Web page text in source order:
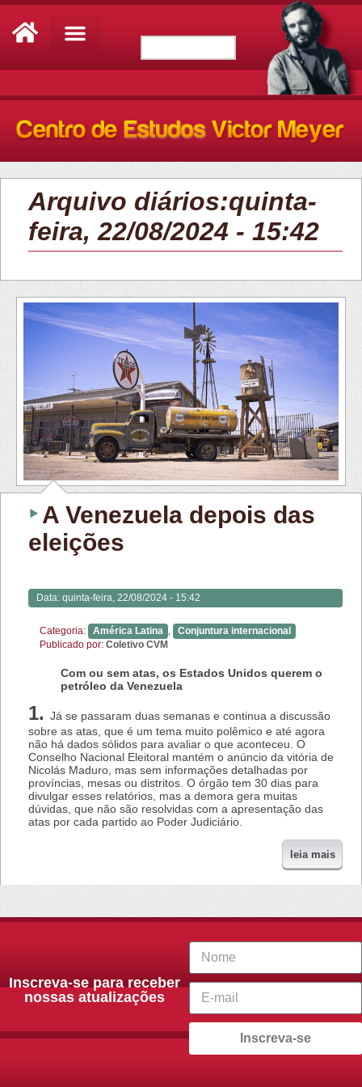
Arquivo diários:quinta-
feira, 22/08/2024 - 15:42
A Venezuela depois das
eleições
Data: quinta-feira, 22/08/2024 - 15:42
Categoria: América Latina ,
Conjuntura internacional
Publicado por: Coletivo CVM
Com ou sem atas, os Estados Unidos querem o
petróleo da Venezuela
1. Já se passaram duas semanas e continua a discussão
sobre as atas, que é um tema muito polêmico e até agora
não há dados sólidos para avaliar o que aconteceu. O
Conselho Nacional Eleitoral mantém o anúncio da vitória de
Nicolás Maduro, mas sem informações detalhadas por
províncias, mesas ou distritos. O órgão tem 30 dias para
divulgar esses relatórios, mas a demora gera muitas
dúvidas, que não são resolvidas com a apresentação das
atas por cada partido ao Poder Judiciário.
leia mais
Inscreva-se para receber
nossas atualizações
Inscreva-se